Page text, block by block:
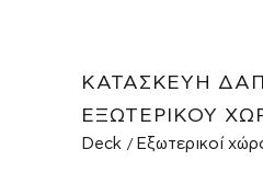
ΚΑΤΑΣΚΕΥΉ
ΕΞΩΤΕΡΙΚΟΎ
Deck Εξωτερικοί